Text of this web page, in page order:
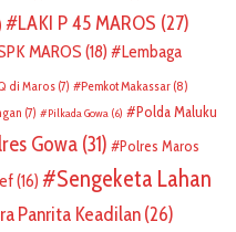
LAKI P 45 MAROS (27)
MAROS(18)
Lembaga
di Maros (7) Pemkot Makassar (8)
(7) Pilkada Gowa (6)
Polda Maluku
Gowa (31)
Polres Maros
(16)
Sengeketa Lahan
Panrita Keadilan(26)